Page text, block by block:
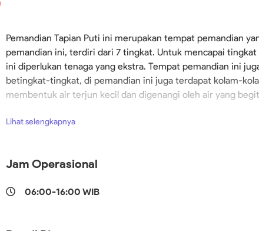
Pemandian Tapian Puti ini merupakan tempat pemandian
pemandian ini, terdiri dari 7 tingkat. Untuk mencapai
ini diperlukan tenaga yang ekstra. Tempat pemandian ini
betingkat-tingkat, di pemandian ini juga terdapat kolam-
membentuk air terjun kecil dan digenangi oleh air yang
Lihat selengkapnya
Jam Operasional
06:00-16:00 WIB